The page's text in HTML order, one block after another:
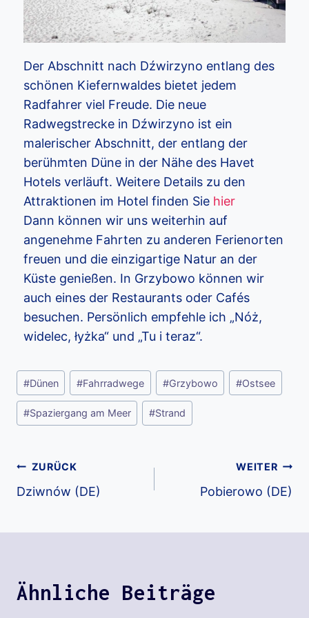
Der Abschnitt nach Dźwirzyno entlang des
schönen Kiefernwaldes bietet jedem
Radfahrer viel Freude. Die neue
Radwegstrecke in Dźwirzyno ist ein
malerischer Abschnitt, der entlang der
berühmten Düne in der Nähe des Havet
Hotels verläuft. Weitere Details zu den
Attraktionen im Hotel finden Sie hier
Dann können wir uns weiterhin auf
angenehme Fahrten zu anderen Ferienorten
freuen und die einzigartige Natur an der
Küste genießen. In Grzybowo können wir
auch eines der Restaurants oder Cafés
besuchen. Persönlich empfehle ich „Nóż,
widelec, łyżka“ und „Tu i teraz“.
#Dünen #Fahrradwege #Grzybowo #Ostsee
#Spaziergang am Meer #Strand
ZURÜCK
Dziwnów (DE)
WEITER
Pobierowo (DE)
Ähnliche Beiträge